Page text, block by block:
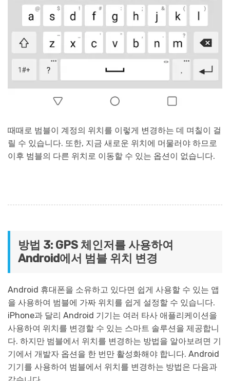
때때로 범블이 계정의 위치를 이렇게 변경하는 데 며칠이 걸
릴 수 있습니다. 또한, 지금 새로운 위치에 머물러야 하므로
이후 범블의 다른 위치로 이동할 수 있는 옵션이 없습니다.
방법 3: GPS 체인저를 사용하여
Android에서 범블 위치 변경
Android 휴대폰을 소유하고 있다면 쉽게 사용할 수 있는 앱
을 사용하여 범블에 가짜 위치를 쉽게 설정할 수 있습니다.
iPhone과 달리 Android 기기는 여러 타사 애플리케이션을
사용하여 위치를 변경할 수 있는 스마트 솔루션을 제공합니
다. 하지만 범블에서 위치를 변경하는 방법을 알아보려면 기
기에서 개발자 옵션을 한 번만 활성화해야 합니다. Android
기기를 사용하여 범블에서 위치를 변경하는 방법은 다음과